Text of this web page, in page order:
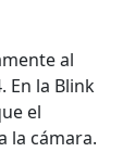
al
En la Blink
el
la cámara.